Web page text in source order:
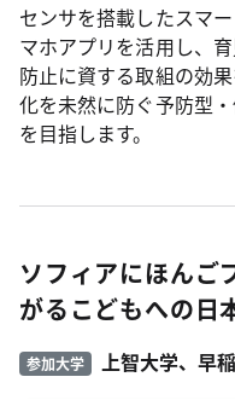
センサを搭載したスマ
マホアプリを活用し、
防止に資する取組の効
化を未然に防ぐ予防型
を目指します。
ソフィアにほんご
がるこどもへの日
参加大学 上智大学、早